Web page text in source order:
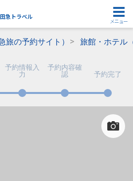
急トラベル
メニュー
旅の予約サイト） 旅館・ホテル
予約情報入
力
予約内容確
認
予約完了